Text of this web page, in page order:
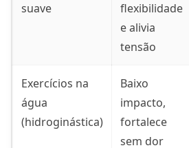
suave
flexibilidade
e alivia
tensão
Exercícios na
água
(hidroginástica)
Baixo
impacto,
fortalece
sem dor